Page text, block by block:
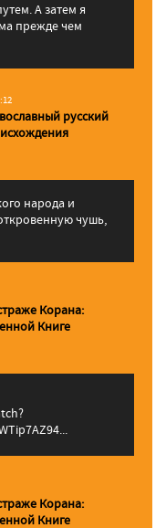
А затем я
прежде чем
русский
народа и
чушь,
Корана:
Книге
Корана:
Книге